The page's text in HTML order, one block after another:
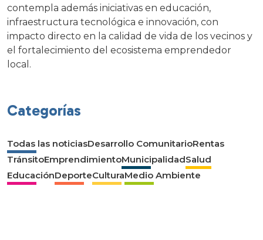
contempla además iniciativas en educación,
infraestructura tecnológica e innovación, con
impacto directo en la calidad de vida de los vecinos y
el fortalecimiento del ecosistema emprendedor
local.
Categorías
Todas las noticiasDesarrollo ComunitarioRentas
TránsitoEmprendimientoMunicipalidadSalud
EducaciónDeporteCulturaMedio Ambiente